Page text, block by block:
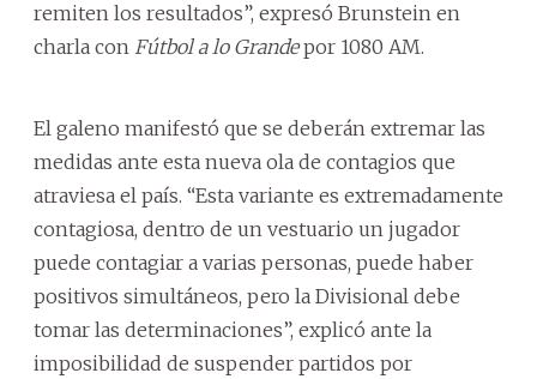
remiten los resultados”, expresó Brunstein en
charla con Fútbol a lo Grandepor 1080 AM.
El galeno manifestó que se deberán extremar las
medidas ante esta nueva ola de contagios que
atraviesa el país. “Esta variante es extremadamente
contagiosa, dentro de un vestuario un jugador
puede contagiar a varias personas, puede haber
positivos simultáneos, pero la Divisional debe
tomar las determinaciones”, explicó ante la
imposibilidad de suspender partidos por